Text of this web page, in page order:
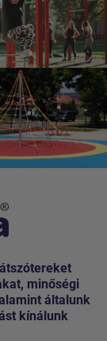
minőségi
általunk
kínálunk